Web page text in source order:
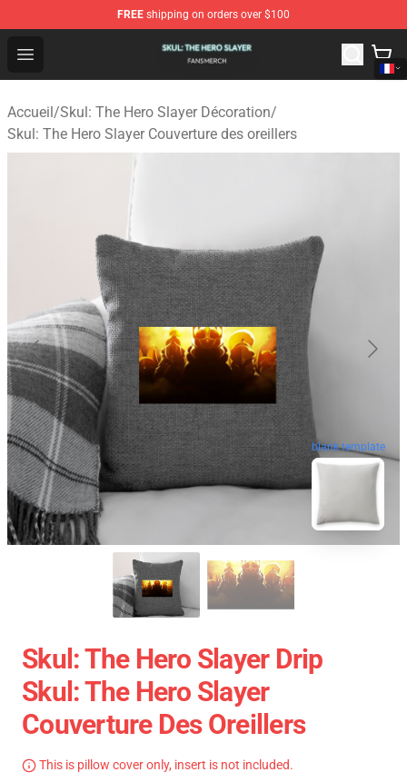
FREE shipping on orders over $100
Open menu
Skul: The Hero Slayer Shop - Official Skul: The Hero
Accueil/Skul: The Hero Slayer Décoration/
Skul: The Hero Slayer Couverture des oreillers
blank template
Skul: The Hero Slayer Drip
Skul: The Hero Slayer
Couverture Des Oreillers
This is pillow cover only, insert is not included.